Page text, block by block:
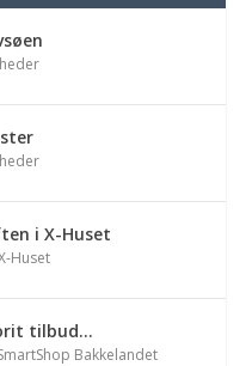
i X-Huset
Huset
tilbud…
Bakkelandet